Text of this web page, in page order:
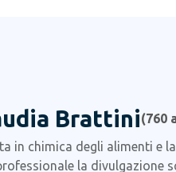
Brattini(760
in chimica degli alimenti e
la divulgazione